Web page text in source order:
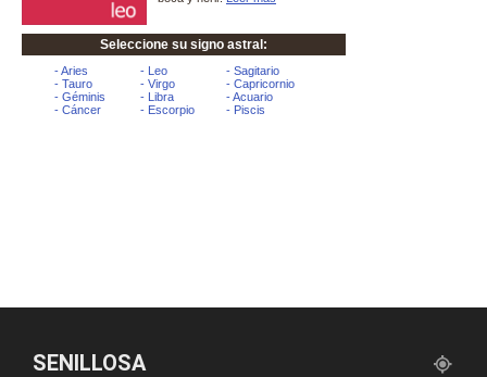
SENILLOSA